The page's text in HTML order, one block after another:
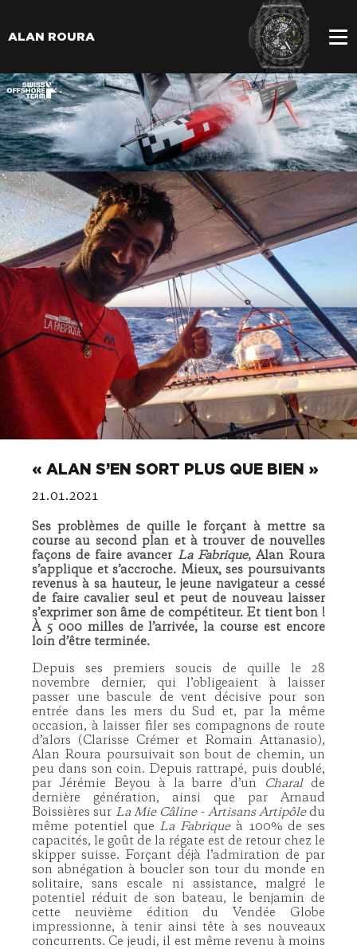
ALAN ROURA
« ALAN S’EN SORT PLUS QUE BIEN »
21.01.2021
Ses problèmes de quille le forçant à mettre sa
course au second plan et à trouver de nouvelles
façons de faire avancer La Fabrique, Alan Roura
s’applique et s’accroche. Mieux, ses poursuivants
revenus à sa hauteur, le jeune navigateur a cessé
de faire cavalier seul et peut de nouveau laisser
s’exprimer son âme de compétiteur. Et tient bon !
À 5 000 milles de l’arrivée, la course est encore
loin d’être terminée.
Depuis ses premiers soucis de quille le 28
novembre dernier, qui l’obligeaient à laisser
passer une bascule de vent décisive pour son
entrée dans les mers du Sud et, par la même
occasion, à laisser filer ses compagnons de route
d’alors (Clarisse Crémer et Romain Attanasio),
Alan Roura poursuivait son bout de chemin, un
peu dans son coin. Depuis rattrapé, puis doublé,
par Jérémie Beyou à la barre d’un
Charalde
dernière génération, ainsi que par Arnaud
Boissières sur La Mie Câline - Artisans Artipôledu
même potentiel queLa Fabrique à 100% de ses
capacités, le goût de la régate est de retour chez le
skipper suisse. Forçant déjà l’admiration de par
son abnégation à boucler son tour du monde en
solitaire, sans escale ni assistance, malgré le
potentiel réduit de son bateau, le benjamin de
cette neuvième édition du Vendée Globe
impressionne, à tenir ainsi tête à ses nouveaux
concurrents. Ce jeudi, il est même revenu à moins